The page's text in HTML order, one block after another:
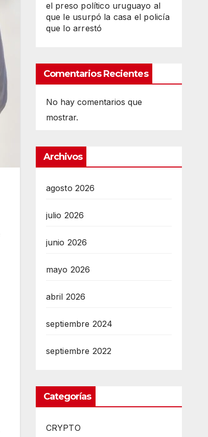
el preso político uruguayo al
que le usurpó la casa el policía
que lo arrestó
Comentarios Recientes
No hay comentarios que
mostrar.
Archivos
agosto 2026
julio 2026
junio 2026
mayo 2026
abril 2026
septiembre 2024
septiembre 2022
Categorías
CRYPTO